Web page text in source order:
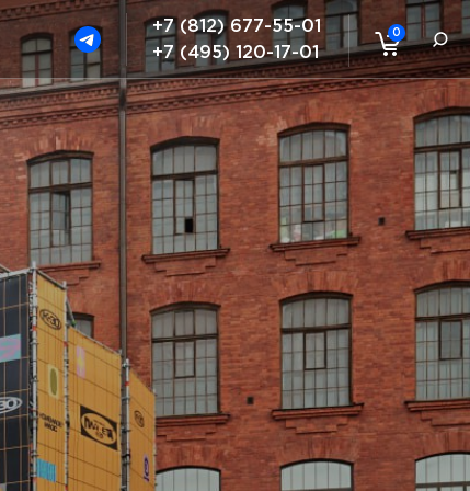
0
+7 (812) 677-55-01
+7 (495) 120-17-01